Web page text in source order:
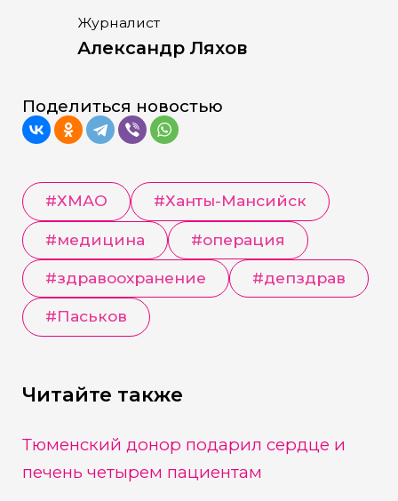
Журналист
Александр Ляхов
Поделиться новостью
#ХМАО #Ханты-Мансийск
#медицина #операция
#здравоохранение #депздрав
#Паськов
Читайте также
Тюменский донор подарил сердце и
печень четырем пациентам